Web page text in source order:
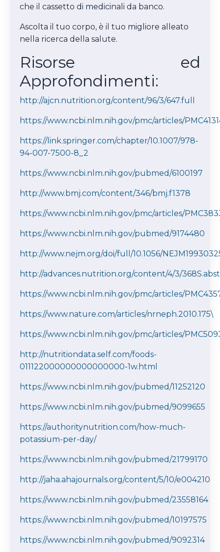
che il cassetto di medicinali da banco.
Ascolta il tuo corpo, è il tuo migliore alleato
nella ricerca della salute.
Risorse ed
Approfondimenti:
http://ajcn.nutrition.org/content/96/3/647.full
https://www.ncbi.nlm.nih.gov/pmc/articles/
https://link.springer.com/chapter/10.1007/978-
94-007-7500-8_2
https://www.ncbi.nlm.nih.gov/pubmed/6100197
http://www.bmj.com/content/346/bmj.f1378
https://www.ncbi.nlm.nih.gov/pmc/articles/
https://www.ncbi.nlm.nih.gov/pubmed/9174480
http://www.nejm.org/doi/full/10.1056/
http://advances.nutrition.org/content/4/3/
https://www.ncbi.nlm.nih.gov/pmc/articles/
https://www.nature.com/articles/nrneph.2010.175\
https://www.ncbi.nlm.nih.gov/pmc/articles/
http://nutritiondata.self.com/foods-
011122000000000000000-1w.html
https://www.ncbi.nlm.nih.gov/pubmed/11252120
https://www.ncbi.nlm.nih.gov/pubmed/9099655
https://authoritynutrition.com/how-much-
potassium-per-day/
https://www.ncbi.nlm.nih.gov/pubmed/21799170
http://jaha.ahajournals.org/content/5/10/e004210
https://www.ncbi.nlm.nih.gov/pubmed/23558164
https://www.ncbi.nlm.nih.gov/pubmed/10197575
https://www.ncbi.nlm.nih.gov/pubmed/9092314